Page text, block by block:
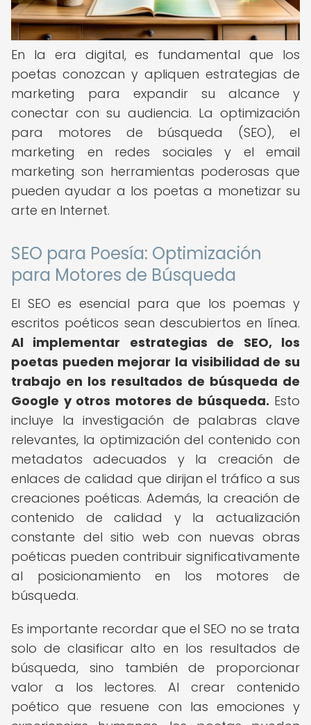
En la era digital, es fundamental que los
poetas conozcan y apliquen estrategias de
marketing para expandir su alcance y
conectar con su audiencia. La optimización
para motores de búsqueda (SEO), el
marketing en redes sociales y el email
marketing son herramientas poderosas que
pueden ayudar a los poetas a monetizar su
arte en Internet.
SEO para Poesía: Optimización
para Motores de Búsqueda
El SEO es esencial para que los poemas y
escritos poéticos sean descubiertos en línea.
Al implementar estrategias de SEO, los
poetas pueden mejorar la visibilidad de su
trabajo en los resultados de búsqueda de
Google y otros motores de búsqueda. Esto
incluye la investigación de palabras clave
relevantes, la optimización del contenido con
metadatos adecuados y la creación de
enlaces de calidad que dirijan el tráfico a sus
creaciones poéticas. Además, la creación de
contenido de calidad y la actualización
constante del sitio web con nuevas obras
poéticas pueden contribuir significativamente
al posicionamiento en los motores de
búsqueda.
Es importante recordar que el SEO no se trata
solo de clasificar alto en los resultados de
búsqueda, sino también de proporcionar
valor a los lectores. Al crear contenido
poético que resuene con las emociones y